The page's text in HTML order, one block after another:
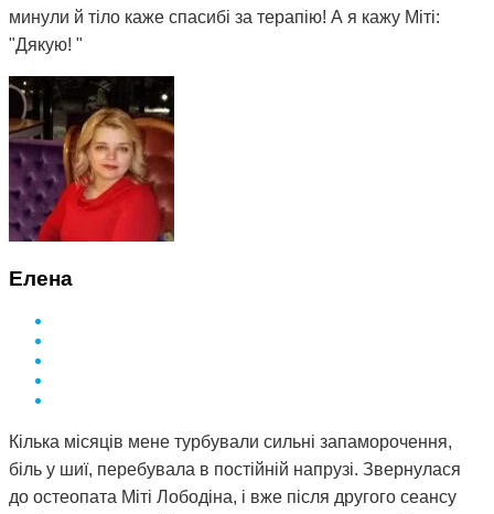
минули й тіло каже спасибі за терапію! А я кажу Міті:
"Дякую! "
Елена
Кілька місяців мене турбували сильні запаморочення,
біль у шиї, перебувала в постійній напрузі. Звернулася
до остеопата Міті Лободіна, і вже після другого сеансу